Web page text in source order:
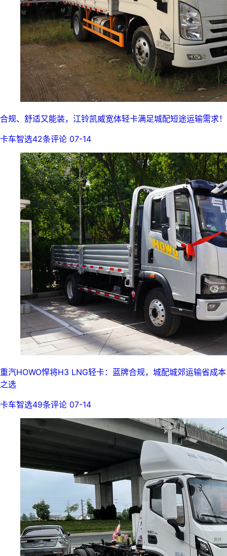
合规、舒适又能装，江铃凯威宽体轻卡满足城配短途运输需求！
卡车智选42条评论 07-14
重汽HOWO悍将H3 LNG轻卡：蓝牌合规，城配城郊运输省成本
之选
卡车智选49条评论 07-14